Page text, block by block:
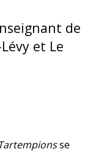
de
et Le
se